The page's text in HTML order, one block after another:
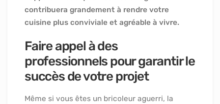
contribuera grandement à rendre votre
cuisine plus conviviale et agréable à vivre.
Faire appel à des
professionnels pour garantir le
succès de votre projet
Même si vous êtes un bricoleur aguerri, la